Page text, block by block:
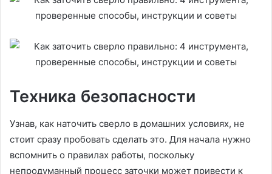
Техника безопасности
Узнав, как наточить сверло в домашних условиях, не
стоит сразу пробовать сделать это. Для начала нужно
вспомнить о правилах работы, поскольку
непродуманный процесс заточки может привести к